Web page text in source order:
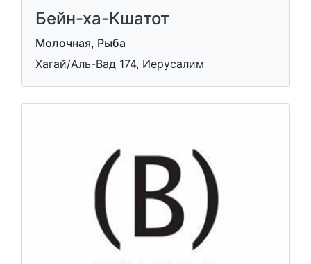
Бейн-ха-Кшатот
Молочная, Рыба
Хагай/Аль-Вад 174, Иерусалим